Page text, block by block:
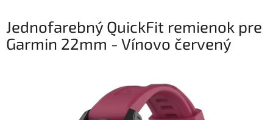
Jednofarebný QuickFit remienok pre
Garmin 22mm - Vínovo červený